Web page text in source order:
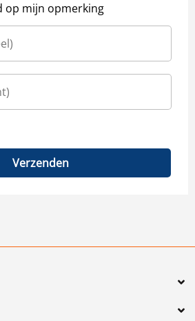
op mijn opmerking
Verzenden